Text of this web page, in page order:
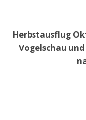
Herbstausflug
Vogelschau